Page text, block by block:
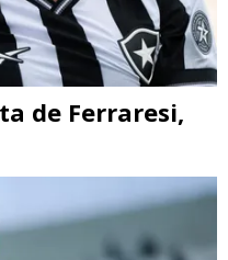
de Ferraresi,